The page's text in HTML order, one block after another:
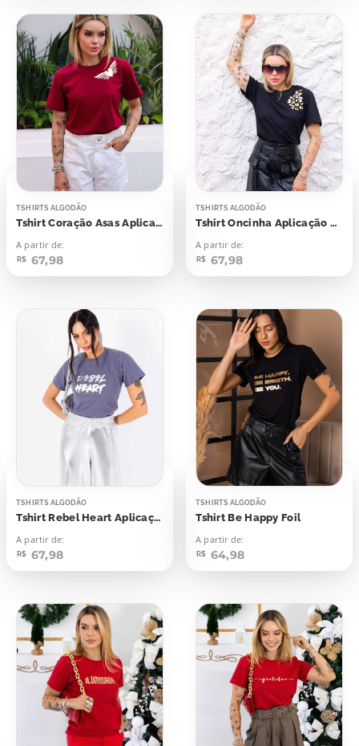
TSHIRTS ALGODÃO
Tshirt Coração Asas Aplicação Foil
A partir de:
R$ 67,98
TSHIRTS ALGODÃO
Tshirt Oncinha Aplicação Foil
A partir de:
R$ 67,98
TSHIRTS ALGODÃO
Tshirt Rebel Heart Aplicação
A partir de:
R$ 67,98
TSHIRTS ALGODÃO
Tshirt Be Happy Foil
A partir de:
R$ 64,98